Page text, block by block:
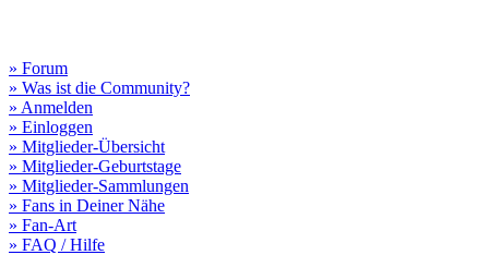
» Forum
» Was ist die Community?
» Anmelden
» Einloggen
» Mitglieder-Übersicht
» Mitglieder-Geburtstage
» Mitglieder-Sammlungen
» Fans in Deiner Nähe
» Fan-Art
» FAQ / Hilfe